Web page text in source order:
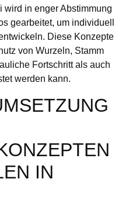
wird in enger Abstimmung
gearbeitet, um individuell
Diese Konzepte
von Wurzeln, Stamm
Fortschritt als auch
werden kann.
IN